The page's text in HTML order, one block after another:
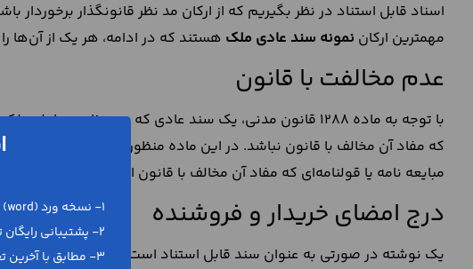
اسناد قابل استناد در نظر بگیریم که از ارکان مد نظر قانونگذار
مهمترین ارکان نمونه سند عادی ملک هستند که در ادامه، هر یک از آن‌ها
عدم مخالفت با قانون
با توجه به ماده 1288 قانون مدنی، یک سند عادی که به
که مفاد آن مخالف با قانون نباشد. در این ماده منظور از قانون، قوانین
مبایعه نامه یا قولنامه‌ای که مفاد آن مخالف با قانون است، یک سند
درج امضای خریدار و فروشنده
یک نوشته در صورتی به عنوان سند قابل استناد است که دارای امضا، مهر
1- نسخه ورد (word) و پی دی اف (pdf)
2- پشتیبانی رایگان تلفنی و آنلاین
3- مطابق با آخرین تغییرات قانونی